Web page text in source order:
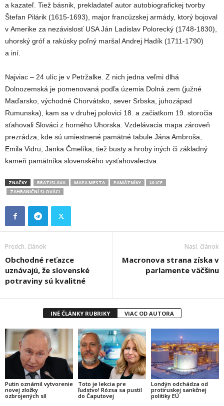
a kazateľ. Tiež básnik, prekladateľ autor autobiografickej tvorby
Štefan Pilárik (1615-1693), major francúzskej armády, ktorý bojoval
v Amerike za nezávislosť USA Ján Ladislav Polorecký (1748-1830),
uhorský gróf a rakúsky poľný maršal Andrej Hadík (1711-1790)
a iní.
Najviac – 24 ulíc je v Petržalke. Z nich jedna veľmi dlhá
Dolnozemská je pomenovaná podľa územia Dolná zem (južné
Maďarsko, východné Chorvátsko, sever Srbska, juhozápad
Rumunska), kam sa v druhej polovici 18. a začiatkom 19. storočia
sťahovali Slováci z horného Uhorska. Vzdelávacia mapa zároveň
prezrádza, kde sú umiestnené pamätné tabule Jána Ambroša,
Emila Vidru, Janka Čmelíka, tiež busty a hroby iných či základný
kameň pamätníka slovenského vysťahovalectva.
ZNAČKY BRATISLAVA MAPA MESTA PAMÄTNÍKY
ULICE
ZAHRANIČNÍ SLOVÁCI
Predch. článok
Obchodné reťazce
uznávajú, že slovenské
potraviny sú kvalitné
Nasl. článok
Macronova strana získa v
parlamente väčšinu
INÉ ČLÁNKY RUBRIKY VIAC OD AUTORA
Putin oznámil vytvorenie
novej zložky
ozbrojených síl
Toto je lekcia pre
ľudstvo! Rózsa sa pustil
do Čaputovej
Londýn odchádza od
protiruskej sankčnej
politiky EÚ